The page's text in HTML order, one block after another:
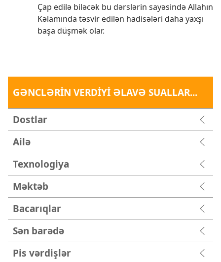
Çap edilə biləcək bu dərslərin sayəsində Allahın
Kəlamında təsvir edilən hadisələri daha yaxşı
başa düşmək olar.
GƏNCLƏRİN VERDİYİ ƏLAVƏ SUALLAR...
Dostlar
Ailə
Texnologiya
Məktəb
Bacarıqlar
Sən barədə
Pis vərdişlər